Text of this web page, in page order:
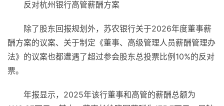
反对杭州银行高管薪酬方案
除了股东回报规划外，苏农银行关于2026年度董事薪
酬方案的议案、关于制定《董事、高级管理人员薪酬管理办
法》的议案也都遭遇了超过参会股东总投票比例10%的反对
票。
年报显示，2025年该行董事和高管的薪酬总额为